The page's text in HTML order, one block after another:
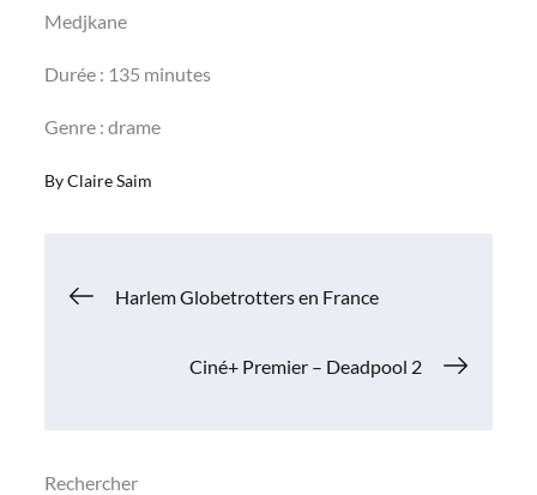
Medjkane
Durée : 135 minutes
Genre : drame
ByClaire Saim
Navigation
Harlem Globetrotters en France
Ciné+ Premier – Deadpool 2
Rechercher